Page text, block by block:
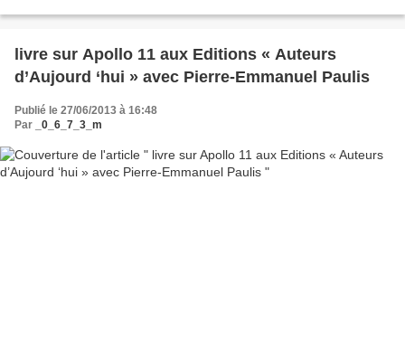
livre sur Apollo 11 aux Editions « Auteurs
d’Aujourd ‘hui » avec Pierre-Emmanuel Paulis
Publié le 27/06/2013 à 16:48
Par
_0_6_7_3_m